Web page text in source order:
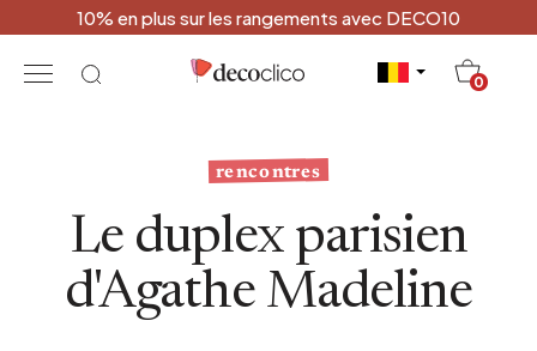
10% en plus sur les rangements avec DECO10
0
rencontres
Le duplex parisien
d'Agathe Madeline